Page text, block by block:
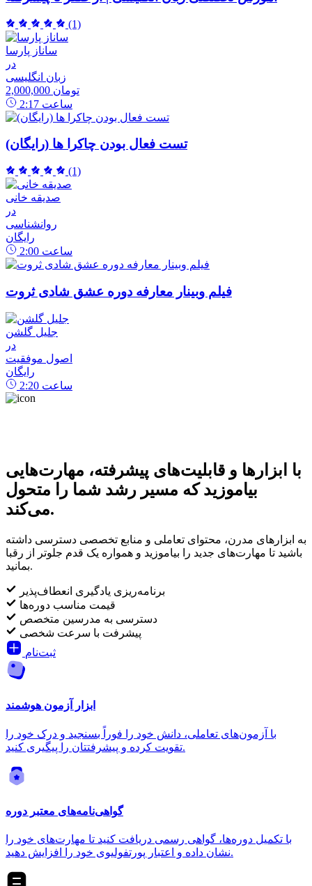
(1)
ساناز پارسا
در
زبان انگلیسی
2,000,000 تومان
2:17 ساعت
تست فعال بودن چاکرا ها (رایگان)
(1)
صدیقه خانی
در
روانشناسی
رایگان
2:00 ساعت
فیلم وبینار معارفه دوره عشق شادی ثروت
جلیل گلشن
در
اصول موفقیت
رایگان
2:20 ساعت
با ابزارها و قابلیت‌های پیشرفته، مهارت‌هایی
بیاموزید که مسیر رشد شما را متحول
می‌کند.
به ابزارهای مدرن، محتوای تعاملی و منابع تخصصی دسترسی داشته
باشید تا مهارت‌های جدید را بیاموزید و همواره یک قدم جلوتر از رقبا
بمانید.
برنامه‌ریزی یادگیری انعطاف‌پذیر
قیمت مناسب دوره‌ها
دسترسی به مدرسین متخصص
پیشرفت با سرعت شخصی
ثبت‌نام
ابزار آزمون هوشمند
با آزمون‌های تعاملی، دانش خود را فوراً بسنجید و درک خود را
تقویت کرده و پیشرفتتان را پیگیری کنید.
گواهی‌نامه‌های معتبر دوره
با تکمیل دوره‌ها، گواهی رسمی دریافت کنید تا مهارت‌های خود را
نشان داده و اعتبار پورتفولیوی خود را افزایش دهید.